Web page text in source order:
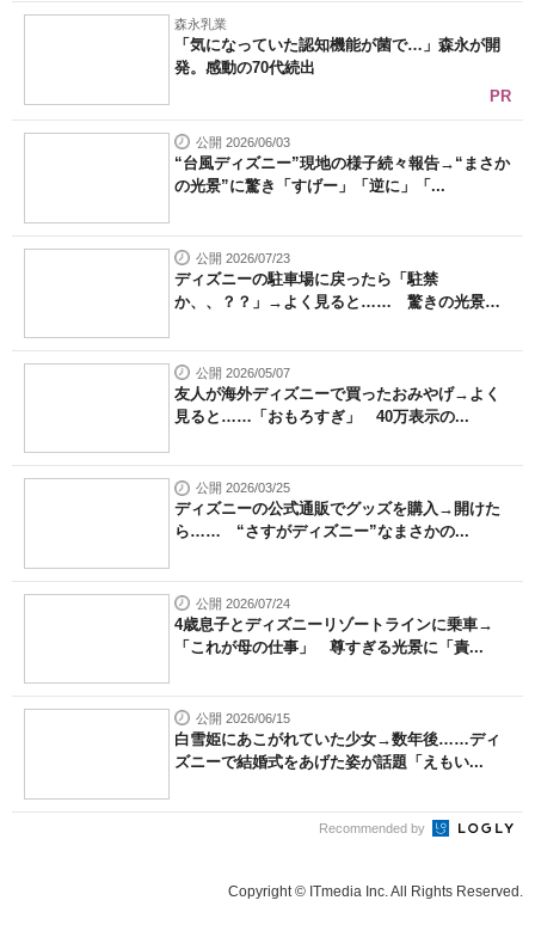
森永乳業
「気になっていた認知機能が菌で…」森永が開
発。感動の70代続出
PR
公開 2026/06/03
“台風ディズニー”現地の様子続々報告→“まさか
の光景”に驚き「すげー」「逆に」「...
公開 2026/07/23
ディズニーの駐車場に戻ったら「駐禁
か、、？？」→よく見ると…… 驚きの光景が2
公開 2026/05/07
友人が海外ディズニーで買ったおみやげ→よく
見ると……「おもろすぎ」 40万表示の...
公開 2026/03/25
ディズニーの公式通販でグッズを購入→開けた
ら…… “さすがディズニー”なまさかの...
公開 2026/07/24
4歳息子とディズニーリゾートラインに乗車→
「これが母の仕事」 尊すぎる光景に「責...
公開 2026/06/15
白雪姫にあこがれていた少女→数年後……ディ
ズニーで結婚式をあげた姿が話題「えもい...
Recommended by
Copyright © ITmedia Inc. All Rights Reserved.